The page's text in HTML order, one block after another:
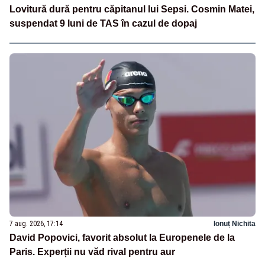
Lovitură dură pentru căpitanul lui Sepsi. Cosmin Matei,
suspendat 9 luni de TAS în cazul de dopaj
7 aug. 2026, 17:14 Ionuț Nichita
David Popovici, favorit absolut la Europenele de la
Paris. Experții nu văd rival pentru aur